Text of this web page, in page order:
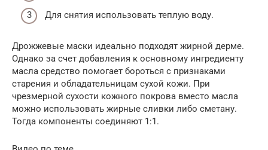
Для снятия использовать теплую воду.
Дрожжевые маски идеально подходят жирной дерме.
Однако за счет добавления к основному ингредиенту
масла средство помогает бороться с признаками
старения и обладательницам сухой кожи. При
чрезмерной сухости кожного покрова вместо масла
можно использовать жирные сливки либо сметану.
Тогда компоненты соединяют 1:1.